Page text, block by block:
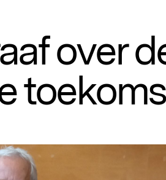
over
te analyseren en te verbeteren. De
zodat we gepersonaliseerde content